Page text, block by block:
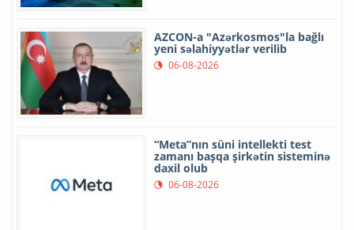
AZCON-a "Azərkosmos"la bağlı
yeni səlahiyyətlər verilib
06-08-2026
“Meta”nın süni intellekti test
zamanı başqa şirkətin sisteminə
daxil olub
06-08-2026